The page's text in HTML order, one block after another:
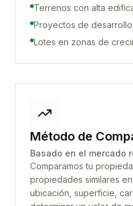
Terrenos con alta
Proyectos de
Lotes en zonas de
Método de
Basado en el mercado
Comparamos tu
propiedades similares
ubicación, superficie,